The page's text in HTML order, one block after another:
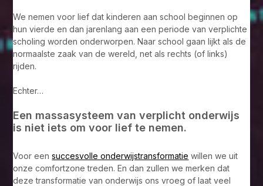
We nemen voor lief dat kinderen aan school beginnen op
hun vierde en dan jarenlang aan een periode van verplichte
scholing worden onderworpen. Naar school gaan lijkt als de
normaalste zaak van de wereld, net als rechts (of links)
rijden.
Echter…
Een massasysteem van verplicht onderwijs
is niet iets om voor lief te nemen.
Voor eensuccesvolle onderwijstransformatie willen we uit
onze comfortzone treden. En dan zullen we merken dat
deze transformatie van onderwijs ons vroeg of laat veel